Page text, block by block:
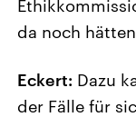
da noch
Eckert: Dazu
der Fälle für